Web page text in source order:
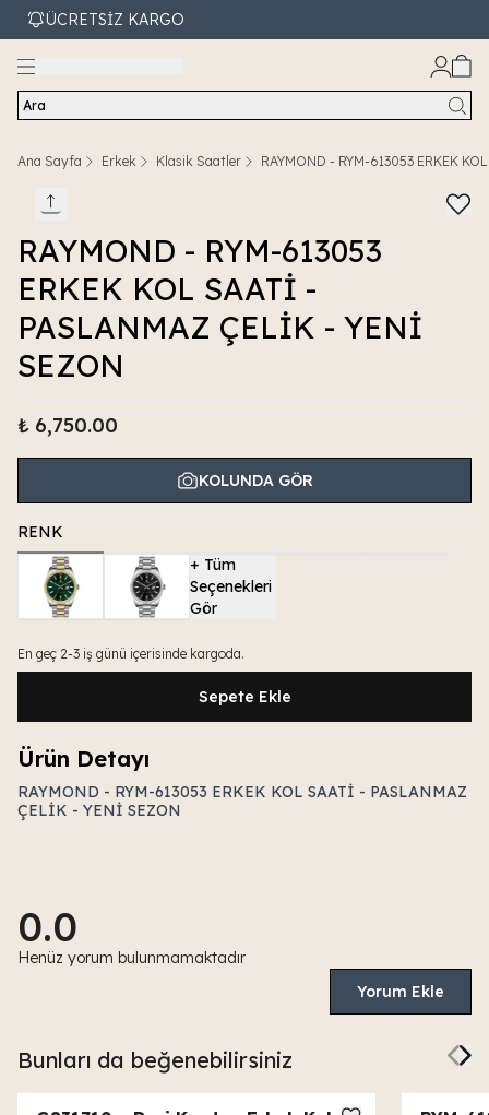
ÜCRETSİZ KARGO
Ara
Ana Sayfa Erkek Klasik Saatler RAYMOND - RYM-613053 ERKEK
RAYMOND - RYM-613053
ERKEK KOL SAATİ -
PASLANMAZ ÇELİK - YENİ
SEZON
₺ 6,750.00
KOLUNDA GÖR
RENK
+ Tüm
Seçenekleri
Gör
En geç 2-3 iş günü içerisinde kargoda.
Sepete Ekle
Ürün Detayı
RAYMOND - RYM-613053 ERKEK KOL SAATİ - PASLANMAZ
ÇELİK - YENİ SEZON
0.0
Henüz yorum bulunmamaktadır
Yorum Ekle
Bunları da beğenebilirsiniz